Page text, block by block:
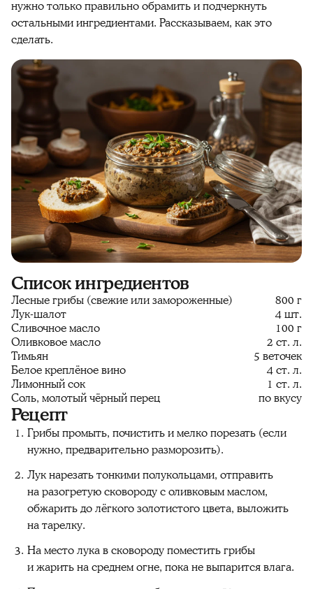
нужно только правильно обрамить и подчеркнуть
остальными ингредиентами. Рассказываем, как это
сделать.
Список ингредиентов
Лесные грибы (свежие или замороженные)
800 г
Лук-шалот
4 шт.
Сливочное масло
100 г
Оливковое масло
2 ст. л.
Тимьян
5 веточек
Белое креплёное вино
4 ст. л.
Лимонный сок
1 ст. л.
Соль, молотый чёрный перец
по вкусу
Рецепт
Грибы промыть, почистить и мелко порезать (если
нужно, предварительно разморозить).
Лук нарезать тонкими полукольцами, отправить
на разогретую сковороду с оливковым маслом,
обжарить до лёгкого золотистого цвета, выложить
на тарелку.
На место лука в сковороду поместить грибы
и жарить на среднем огне, пока не выпарится влага.